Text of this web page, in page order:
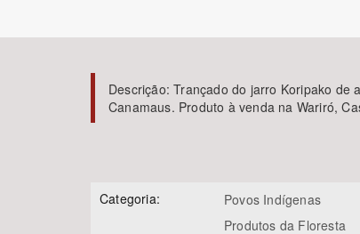
Descrição:Trançado do jarro Koripako de
Canamaus. Produto à venda na Wariró,
Categoria:
Povos Indígenas
Produtos da Floresta